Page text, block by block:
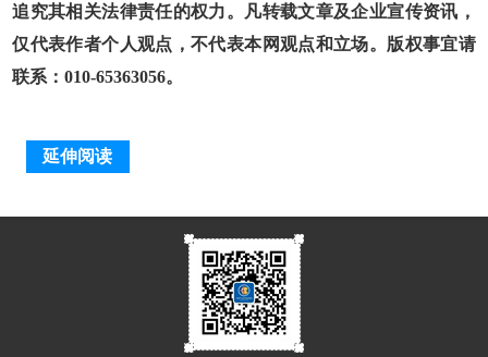
追究其相关法律责任的权力。凡转载文章及企业宣传资讯，
仅代表作者个人观点，不代表本网观点和立场。版权事宜请
联系：010-65363056。
延伸阅读